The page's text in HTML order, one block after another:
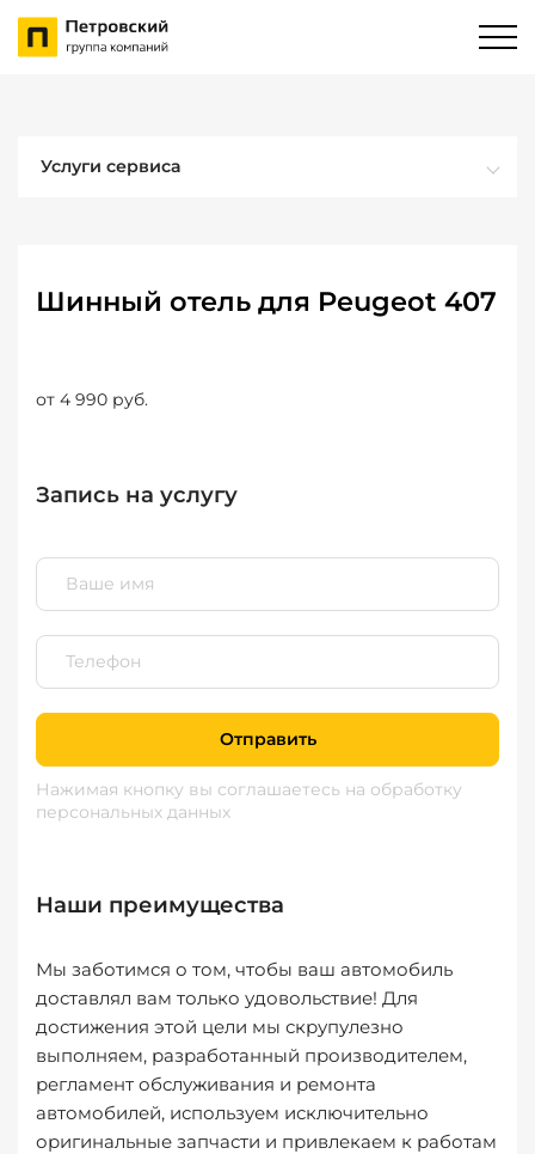
Услуги сервиса
Шинный отель для Peugeot 407
от 4 990 руб.
Запись на услугу
Отправить
Нажимая кнопку вы соглашаетесь на обработку
персональных данных
Наши преимущества
Мы заботимся о том, чтобы ваш автомобиль
доставлял вам только удовольствие! Для
достижения этой цели мы скрупулезно
выполняем, разработанный производителем,
регламент обслуживания и ремонта
автомобилей, используем исключительно
оригинальные запчасти и привлекаем к работам